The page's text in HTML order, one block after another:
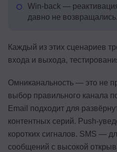
Win-back —
давно не возвращались.
Каждый из этих сценариев
входа и выхода,
Омниканальность — это не
выбор правильного канала
Email подходит для
контентных серий. Push-
коротких сигналов. SMS —
сообщений с высокой